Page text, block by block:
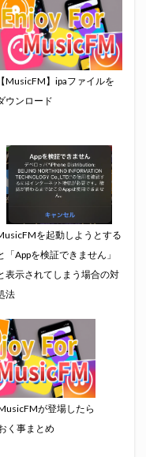
【MusicFM】ipaファイルを
ウンロード
を起動しようとする
「Appを検証できません」
表示されてしまう場合の対
法
が登場したら
く事まとめ